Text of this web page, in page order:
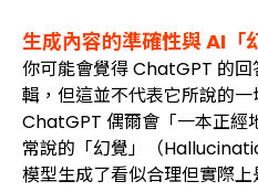
生成內容的準確性與 AI「
你可能會覺得 ChatGPT 的
輯，但這並不代表它所說的一
ChatGPT 偶爾會「一本正經
常說的「幻覺」（
模型生成了看似合理但實際